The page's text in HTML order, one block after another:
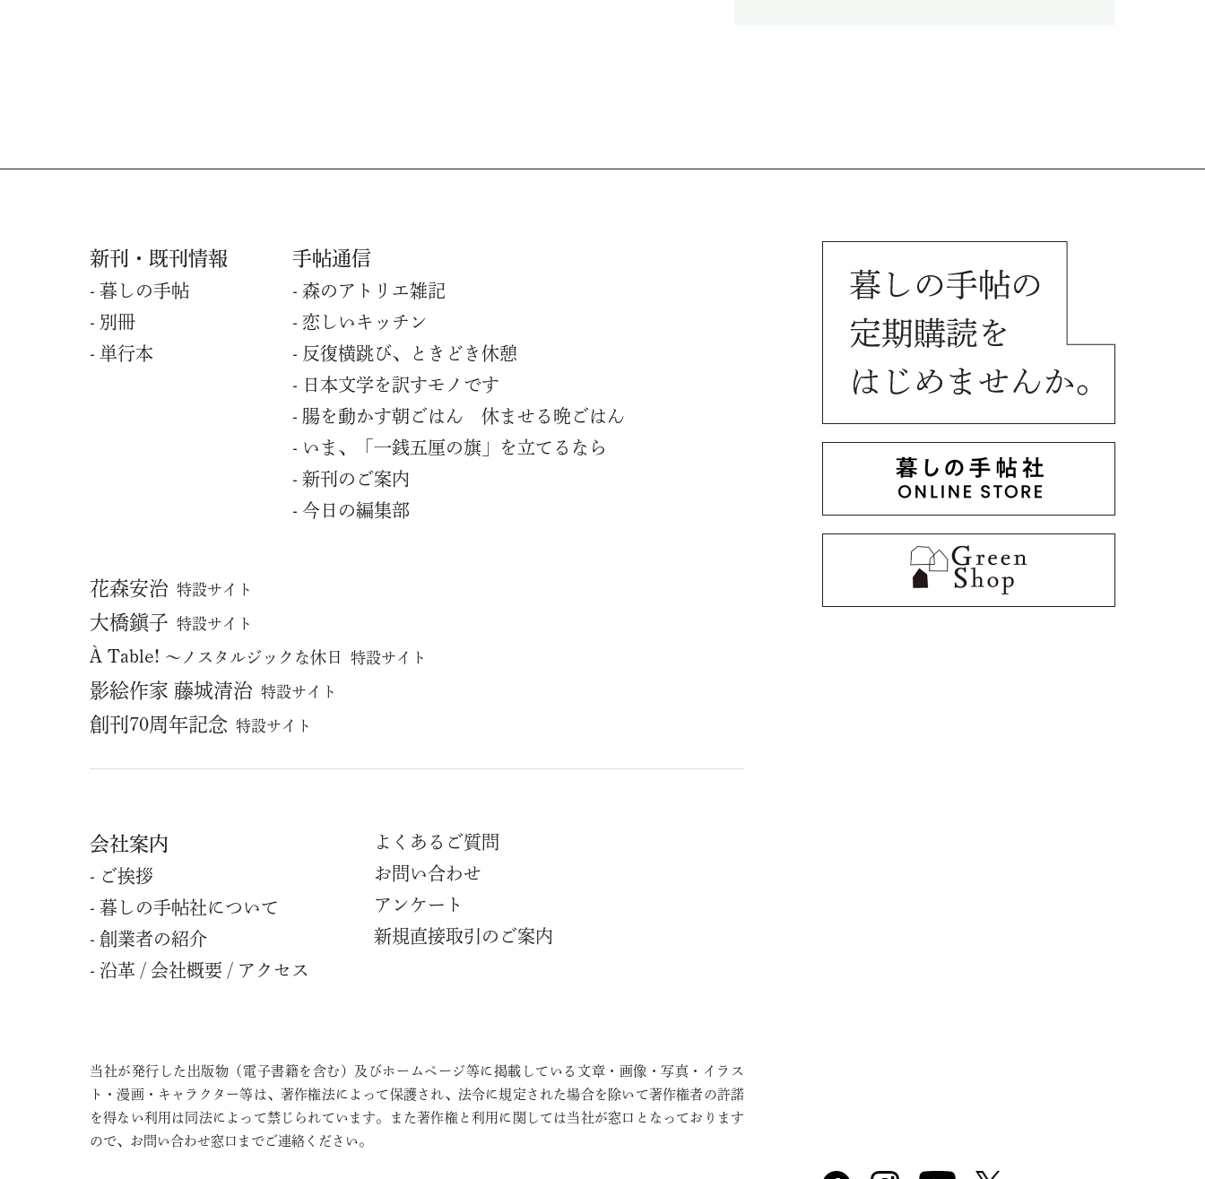
新刊・既刊情報
暮しの⼿帖
別冊
単⾏本
手帖通信
森のアトリエ雑記
恋しいキッチン
反復横跳び、ときどき休憩
日本文学を訳すモノです
腸を動かす朝ごはん 休ませる晩ごはん
いま、「一銭五厘の旗」を立てるなら
新刊のご案内
今日の編集部
花森安治 特設サイト
⼤橋鎭⼦ 特設サイト
À Table! ～ノスタルジックな休日 特設サイト
影絵作家 藤城清治 特設サイト
創刊70周年記念 特設サイト
会社案内
ご挨拶
暮しの⼿帖社について
創業者の紹介
沿⾰ / 会社概要 / アクセス
よくあるご質問
お問い合わせ
アンケート
新規直接取引のご案内
当社が発行した出版物（電子書籍を含む）及びホームページ等に掲載している文章・画像・写真・イラス
ト・漫画・キャラクター等は、著作権法によって保護され、法令に規定された場合を除いて著作権者の許諾
を得ない利用は同法によって禁じられています。また著作権と利用に関しては当社が窓口となっております
ので、お問い合わせ窓口までご連絡ください。